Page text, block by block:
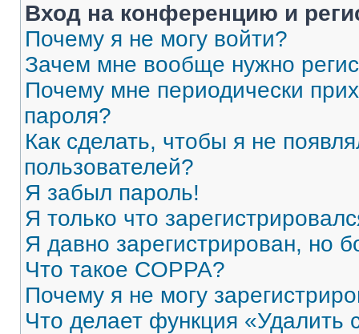
Вход на конференцию и
Почему я не могу войти?
Зачем мне вообще нужно
Почему мне периодически
пароля?
Как сделать, чтобы я не
пользователей?
Я забыл пароль!
Я только что
Я давно зарегистрирован, но
Что такое COPPA?
Почему я не могу
Что делает функция «Удалить